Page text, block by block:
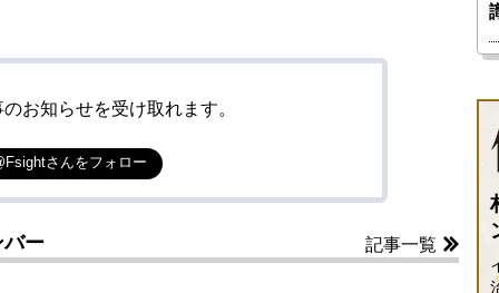
お知らせを受け取れます。
さんをフォロー
バー 記事一覧